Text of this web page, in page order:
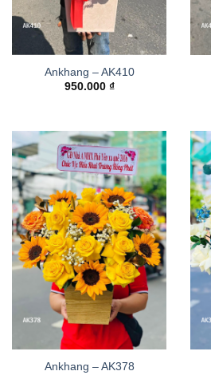
Ankhang – AK410
950.000 ₫
Ankhang – AK378